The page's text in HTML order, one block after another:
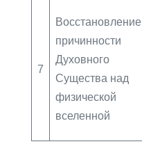
7
Восстановление
причинности
Духовного
Существа над
физической
вселенной